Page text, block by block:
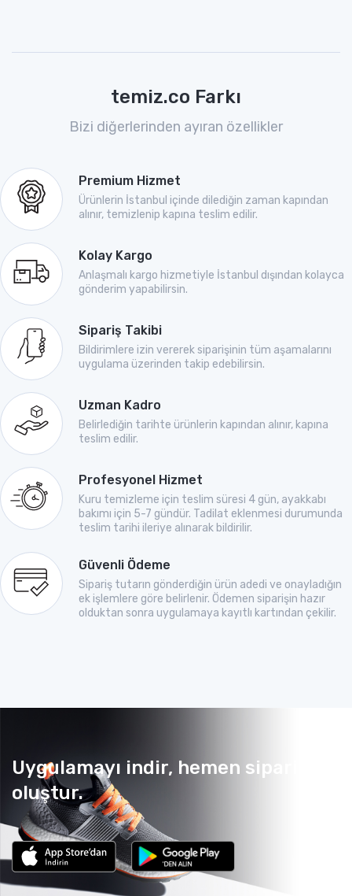
temiz.co Farkı
Bizi diğerlerinden ayıran özellikler
Premium Hizmet
Ürünlerin İstanbul içinde dilediğin zaman kapından
alınır, temizlenip kapına teslim edilir.
Kolay Kargo
Anlaşmalı kargo hizmetiyle İstanbul dışından kolayca
gönderim yapabilirsin.
Sipariş Takibi
Bildirimlere izin vererek siparişinin tüm aşamalarını
uygulama üzerinden takip edebilirsin.
Uzman Kadro
Belirlediğin tarihte ürünlerin kapından alınır, kapına
teslim edilir.
Profesyonel Hizmet
Kuru temizleme için teslim süresi 4 gün, ayakkabı
bakımı için 5-7 gündür. Tadilat eklenmesi durumunda
teslim tarihi ileriye alınarak bildirilir.
Güvenli Ödeme
Sipariş tutarın gönderdiğin ürün adedi ve onayladığın
ek işlemlere göre belirlenir. Ödemen siparişin hazır
olduktan sonra uygulamaya kayıtlı kartından çekilir.
Uygulamayı indir, hemen sipariş
oluştur.